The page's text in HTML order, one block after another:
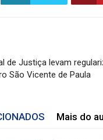
de Justiça levam
São Vicente de Paula
Mais do